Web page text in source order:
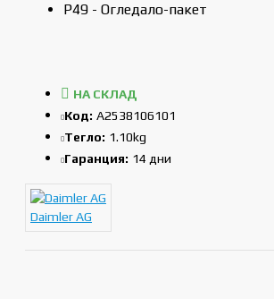
P49 - Огледало-пакет
НА СКЛАД
Код: A2538106101
Тегло: 1.10kg
Гаранция: 14 дни
Daimler AG